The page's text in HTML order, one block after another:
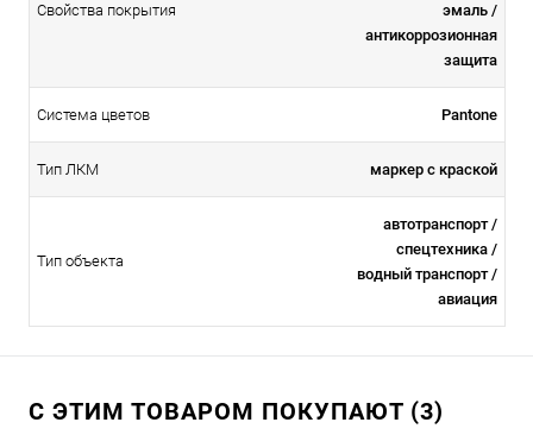
Свойства покрытия
эмаль /
антикоррозионная
защита
Система цветов Pantone
Тип ЛКМ маркер с краской
Тип объекта
автотранспорт /
спецтехника /
водный транспорт /
авиация
С ЭТИМ ТОВАРОМ ПОКУПАЮТ (3)